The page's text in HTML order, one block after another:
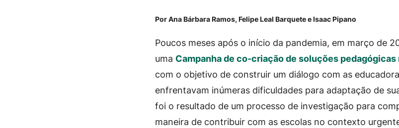
Por Ana Bárbara Ramos, Felipe Leal Barquete e Isaac Pipano
Poucos meses após o início da pandemia, em março de
uma Campanhade co-criação de soluções pedagógicas
com o objetivo de construir um diálogo com as
enfrentavam inúmeras dificuldades para adaptação de
foi o resultado de um processo de investigação para
maneira de contribuir com as escolas no contexto